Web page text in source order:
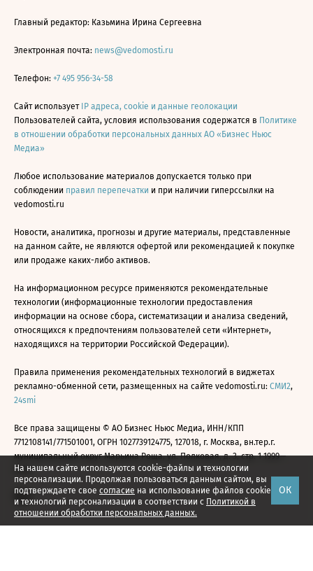
На нашем сайте используются cookie-файлы и технологии
персонализации. Продолжая пользоваться данным сайтом, вы
подтверждаете свое согласие на использование файлов cookie
и технологий персонализации в соответствии с Политикой в
отношении обработки персональных данных.
ОК
Главный редактор: Казьмина Ирина Сергеевна
Электронная почта: news@vedomosti.ru
Телефон: +7 495 956-34-58
Сайт использует IP адреса, cookie и данные геолокации
Пользователей сайта, условия использования содержатся в Политике
в отношении обработки персональных данных АО «Бизнес Ньюс
Медиа»
Любое использование материалов допускается только при
соблюдении правил перепечатки и при наличии гиперссылки на
vedomosti.ru
Новости, аналитика, прогнозы и другие материалы, представленные
на данном сайте, не являются офертой или рекомендацией к покупке
или продаже каких-либо активов.
На информационном ресурсе применяются рекомендательные
технологии (информационные технологии предоставления
информации на основе сбора, систематизации и анализа сведений,
относящихся к предпочтениям пользователей сети «Интернет»,
находящихся на территории Российской Федерации).
Правила применения рекомендательных технологий в виджетах
рекламно-обменной сети, размещенных на сайте vedomosti.ru: СМИ2,
24smi
Все права защищены © АО Бизнес Ньюс Медиа, ИНН/КПП
7712108141/771501001, ОГРН 1027739124775, 127018, г. Москва, вн.тер.г.
муниципальный округ Марьина Роща, ул. Полковая, д. 3, стр. 1 1999—
2026